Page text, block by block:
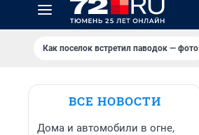
Как поселок встретил паводок — фото
ВСЕ НОВОСТИ
Дома и автомобили в огне,